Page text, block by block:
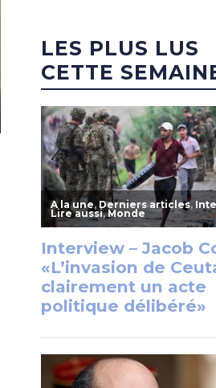
LES PLUS LUS
CETTE